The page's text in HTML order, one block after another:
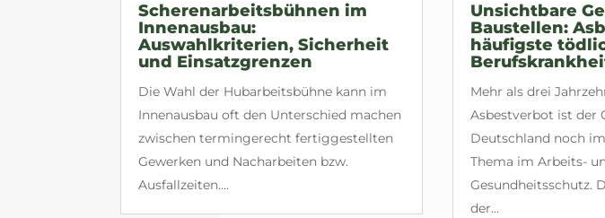
Scherenarbeitsbühnen im
Innenausbau:
Auswahlkriterien, Sicherheit
und Einsatzgrenzen
Die Wahl der Hubarbeitsbühne kann im
Innenausbau oft den Unterschied machen
zwischen termingerecht fertiggestellten
Gewerken und Nacharbeiten bzw.
Ausfallzeiten....
Unsichtbare
Baustellen:
häufigste
Mehr als drei
Asbestverbot ist der
Deutschland noch
Thema im Arbeits-
Gesundheitsschutz.
der...